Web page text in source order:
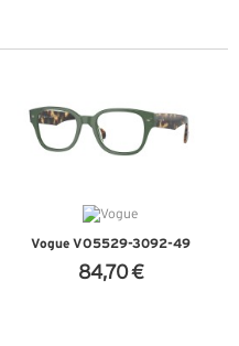
Vogue VO5529-3092-49
84,70 €